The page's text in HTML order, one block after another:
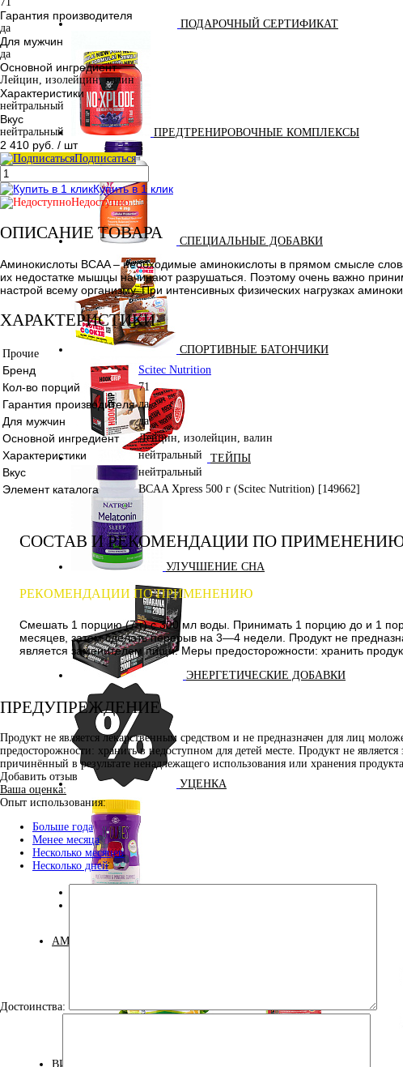
ПОДАРОЧНЫЙ СЕРТИФИКАТ
ПРЕДТРЕНИРОВОЧНЫЕ КОМПЛЕКСЫ
СПЕЦИАЛЬНЫЕ ДОБАВКИ
СПОРТИВНЫЕ БАТОНЧИКИ
ТЕЙПЫ
УЛУЧШЕНИЕ СНА
ЭНЕРГЕТИЧЕСКИЕ ДОБАВКИ
УЦЕНКА
АМИНОКИСЛОТЫ
ВИТАМИНЫ И МИНЕРАЛЫ
Гарантия производителя
да
Для мужчин
да
Основной ингредиент
Лейцин, изолейцин, валин
Характеристики
нейтральный
Вкус
нейтральный
2 410 руб. / шт
Подписаться
Купить в 1 клик
Недоступно
ОПИСАНИЕ ТОВАРА
Аминокислоты BCAA – необходимые аминокислоты в прямом смысле
их недостатке мышцы начинают разрушаться. Поэтому очень важно
настрой всему организму. При интенсивных физических нагрузках
ХАРАКТЕРИСТИКИ
Прочие
Бренд Scitec Nutrition
Кол-во порций 71
Гарантия производителя да
Для мужчин да
Основной ингредиент Лейцин, изолейцин, валин
Характеристики нейтральный
Вкус нейтральный
Элемент каталога BCAA Xpress 500 г (Scitec Nutrition) [149662]
СОСТАВ И РЕКОМЕНДАЦИИ ПО
РЕКОМЕНДАЦИИ ПО ПРИМЕНЕНИЮ
Смешать 1 порцию (7 г) с 300 мл воды. Принимать 1 порцию до и 1
месяцев, затем сделать перерыв на 3—4 недели. Продукт не
является заменителем пищи. Меры предосторожности: хранить
ПРЕДУПРЕЖДЕНИЕ
Продукт не является лекарственным средством и не предназначен для лиц
предосторожности: хранить в недоступном для детей месте. Продукт не
причинённый в результате ненадлежащего использования или хранения
Добавить отзыв
Ваша оценка:
Опыт использования:
Больше года
Менее месяца
Несколько месяцев
Несколько дней
Достоинства: